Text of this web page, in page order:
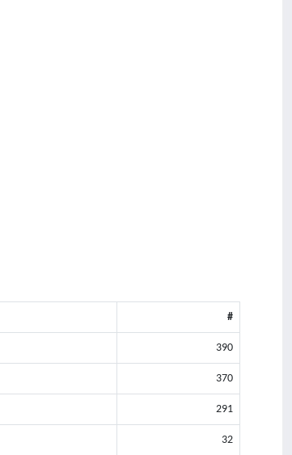
#
390
370
291
32